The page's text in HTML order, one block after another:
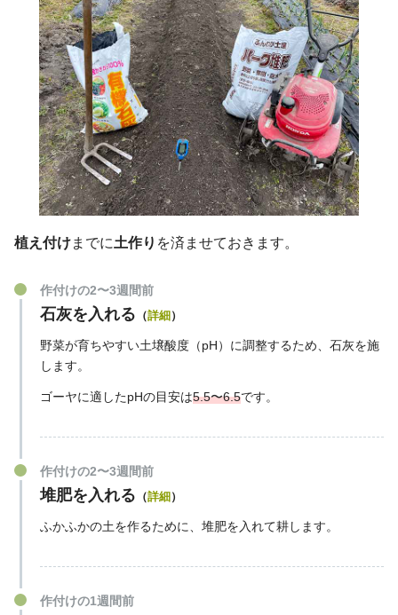
植え付けまでに土作り を済ませておきます。
作付けの2〜3週間前
石灰を入れる （詳細）
野菜が育ちやすい土壌酸度（pH）に調整するため、石灰を施
します。
ゴーヤに適したpHの目安は5.5〜6.5です。
作付けの2〜3週間前
堆肥を入れる （詳細）
ふかふかの土を作るために、堆肥を入れて耕します。
作付けの1週間前